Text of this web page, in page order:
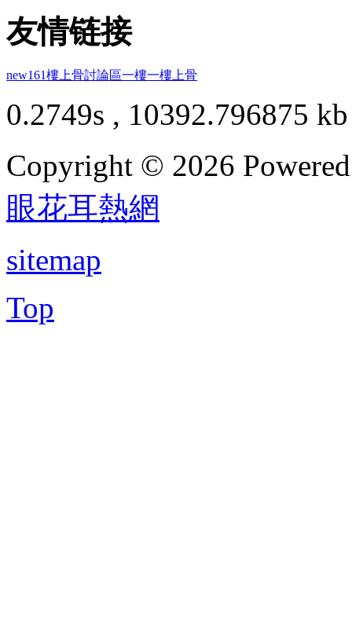
友情链接
new161樓上骨討論區一樓一樓上骨
0.2749s , 10392.796875 kb
Copyright © 2026
眼花耳熱網
sitemap
Top